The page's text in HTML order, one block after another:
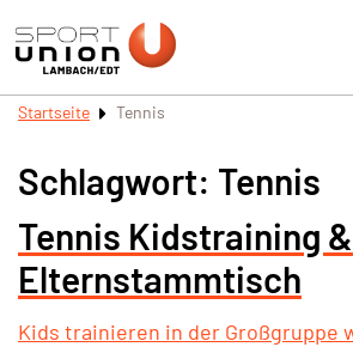
Startseite Tennis
Schlagwort: Tennis
Tennis Kidstraining &
Elternstammtisch
Kids trainieren in der Großgruppe